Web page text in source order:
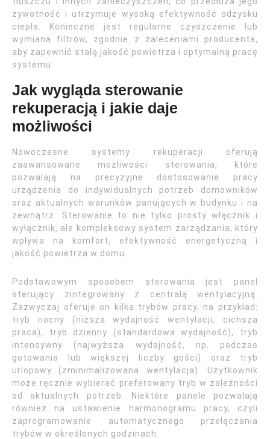
żywotność i utrzymuje wysoką efektywność odzysku
ciepła. Konieczne jest regularne czyszczenie lub
wymiana filtrów, zgodnie z zaleceniami producenta,
aby zapewnić stałą jakość powietrza i optymalną pracę
systemu.
Jak wygląda sterowanie
rekuperacją i jakie daje
możliwości
Nowoczesne systemy rekuperacji oferują
zaawansowane możliwości sterowania, które
pozwalają na precyzyjne dostosowanie pracy
urządzenia do indywidualnych potrzeb domowników
oraz aktualnych warunków panujących w budynku i na
zewnątrz. Sterowanie to nie tylko prosty włącznik i
wyłącznik, ale kompleksowy system zarządzania, który
wpływa na komfort, efektywność energetyczną i
jakość powietrza w domu.
Podstawowym sposobem sterowania jest panel
sterujący zintegrowany z centralą wentylacyjną.
Zazwyczaj oferuje on kilka trybów pracy, na przykład:
tryb nocny (niższa wydajność wentylacji, cichsza
praca), tryb dzienny (standardowa wydajność), tryb
intensywny (najwyższa wydajność, np. podczas
gotowania lub większej liczby gości) oraz tryb
urlopowy (zminimalizowana wentylacja). Użytkownik
może ręcznie wybierać preferowany tryb w zależności
od aktualnych potrzeb. Niektóre panele pozwalają
również na ustawienie harmonogramu pracy, czyli
zaprogramowanie automatycznego przełączania
trybów w określonych godzinach.